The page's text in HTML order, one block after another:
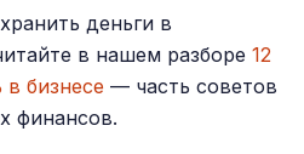
деньги в
в нашем разборе 12
бизнесе — часть советов
финансов.